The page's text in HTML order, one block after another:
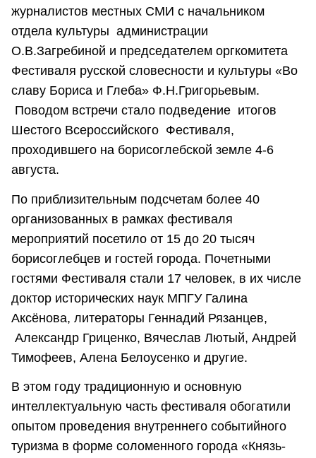
журналистов местных СМИ с начальником
отдела культуры администрации
О.В.Загребиной и председателем оргкомитета
Фестиваля русской словесности и культуры «Во
славу Бориса и Глеба» Ф.Н.Григорьевым.
Поводом встречи стало подведение итогов
Шестого Всероссийского Фестиваля,
проходившего на борисоглебской земле 4-6
августа.
По приблизительным подсчетам более 40
организованных в рамках фестиваля
мероприятий посетило от 15 до 20 тысяч
борисоглебцев и гостей города. Почетными
гостями Фестиваля стали 17 человек, в их числе
доктор исторических наук МПГУ Галина
Аксёнова, литераторы Геннадий Рязанцев,
Александр Гриценко, Вячеслав Лютый, Андрей
Тимофеев, Алена Белоусенко и другие.
В этом году традиционную и основную
интеллектуальную часть фестиваля обогатили
опытом проведения внутреннего событийного
туризма в форме соломенного города «Князь-